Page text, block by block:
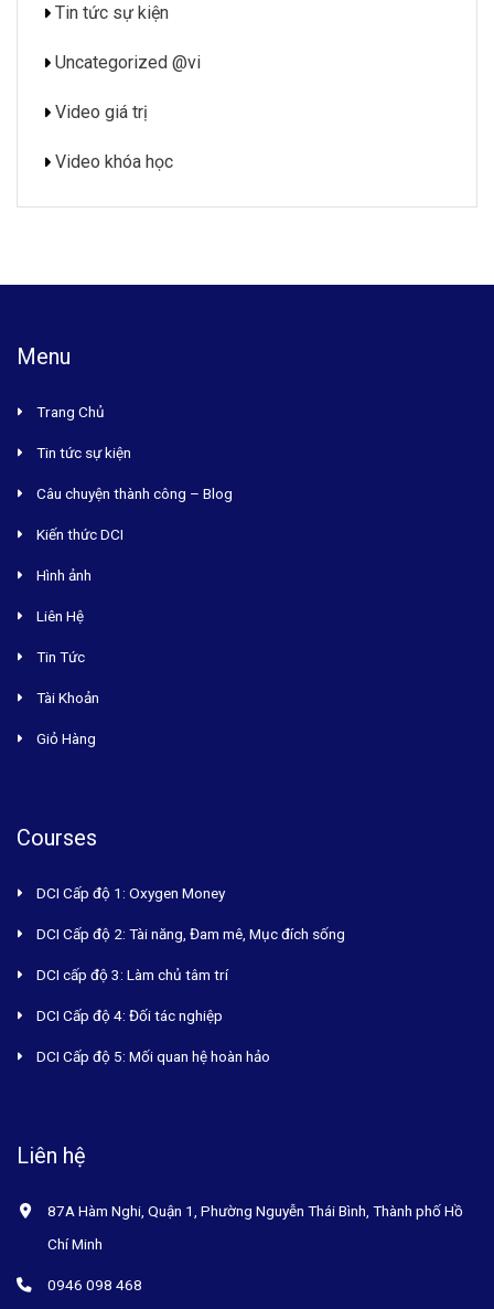
Tin tức sự kiện
Uncategorized @vi
Video giá trị
Video khóa học
Menu
Trang Chủ
Tin tức sự kiện
Câu chuyện thành công – Blog
Kiến thức DCI
Hình ảnh
Liên Hệ
Tin Tức
Tài Khoản
Giỏ Hàng
Courses
DCI Cấp độ 1: Oxygen Money
DCI Cấp độ 2: Tài năng, Đam mê, Mục đích sống
DCI cấp độ 3: Làm chủ tâm trí
DCI Cấp độ 4: Đối tác nghiệp
DCI Cấp độ 5: Mối quan hệ hoàn hảo
Liên hệ
87A Hàm Nghi, Quận 1, Phường Nguyễn Thái Bình, Thành phố Hồ
Chí Minh
0946 098 468